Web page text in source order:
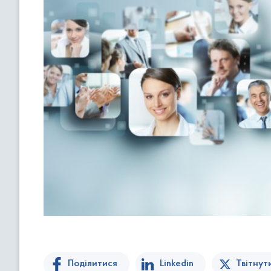
Поділитися Linkedin